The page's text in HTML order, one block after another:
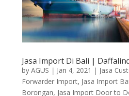
Jasa Import Di Bali |
by AGUS | Jan 4, 2021 | Jasa
Forwarder Import, Jasa Import
Borongan, Jasa Import Door to